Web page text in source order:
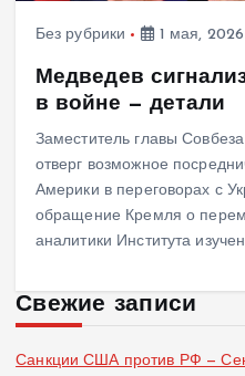
Без рубрики 1 мая, 2026
Медведев
в войне — детали
Заместитель главы
отверг возможное
Америки в переговорах с
обращение Кремля о
аналитики Института
Свежие записи
Санкции США против РФ —